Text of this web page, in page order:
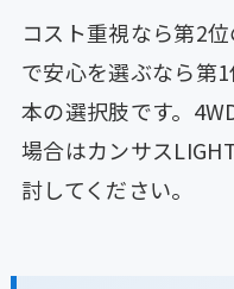
コスト重視なら第2
で安心を選ぶなら第
本の選択肢です。
場合はカンサス
討してください。